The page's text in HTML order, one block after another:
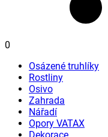
0
Osázené truhlíky
Rostliny
Osivo
Zahrada
Nářadí
Opory VATAX